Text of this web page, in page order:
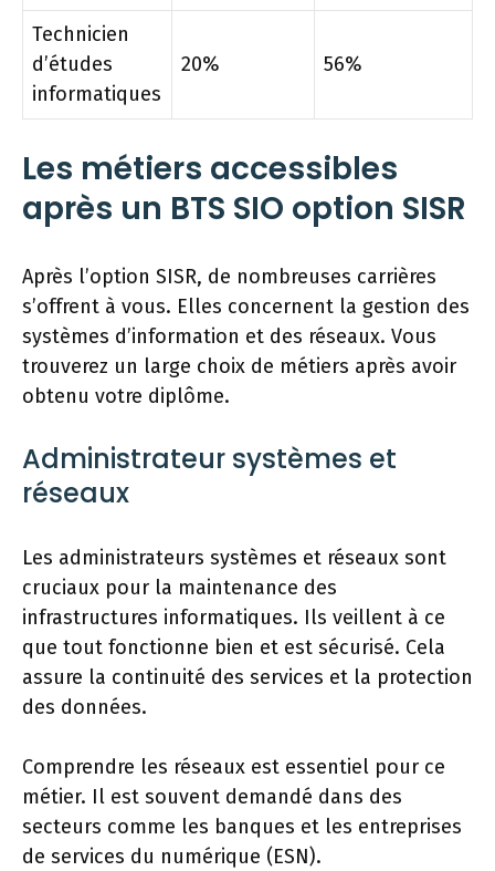
Technicien
d’études
informatiques
20% 56%
Les métiers accessibles
après un BTS SIO option SISR
Après l’option SISR, de nombreuses carrières
s’offrent à vous. Elles concernent la gestion des
systèmes d’information et des réseaux. Vous
trouverez un large choix de métiers après avoir
obtenu votre diplôme.
Administrateur systèmes et
réseaux
Les administrateurs systèmes et réseaux sont
cruciaux pour la maintenance des
infrastructures informatiques. Ils veillent à ce
que tout fonctionne bien et est sécurisé. Cela
assure la continuité des services et la protection
des données.
Comprendre les réseaux est essentiel pour ce
métier. Il est souvent demandé dans des
secteurs comme les banques et les entreprises
de services du numérique (ESN).